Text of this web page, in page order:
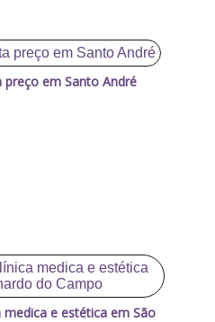
preço em Santo André
e estética em São